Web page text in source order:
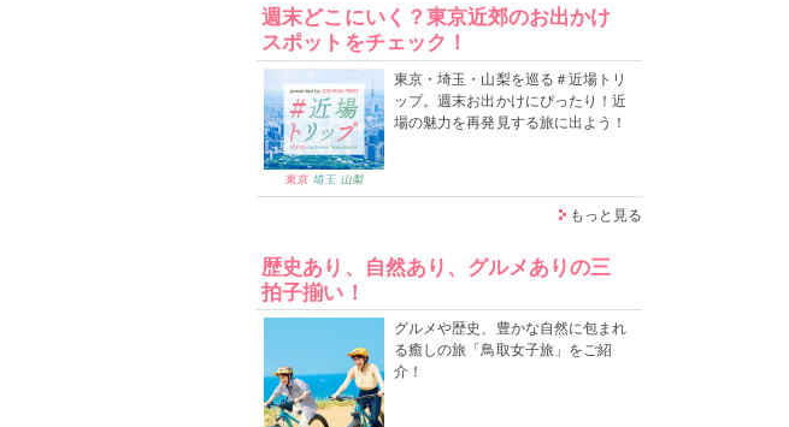
週末どこにいく？東京近郊のお出かけ
スポットをチェック！
東京・埼玉・山梨を巡る＃近場トリ
ップ。週末お出かけにぴったり！近
場の魅力を再発見する旅に出よう！
もっと見る
歴史あり、自然あり、グルメありの三
拍子揃い！
グルメや歴史、豊かな自然に包まれ
る癒しの旅「鳥取女子旅」をご紹
介！